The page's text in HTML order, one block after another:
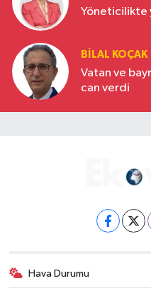
Yöneticilikte
BILAL KOÇAK
Vatan ve
can verdi
Hava Durumu